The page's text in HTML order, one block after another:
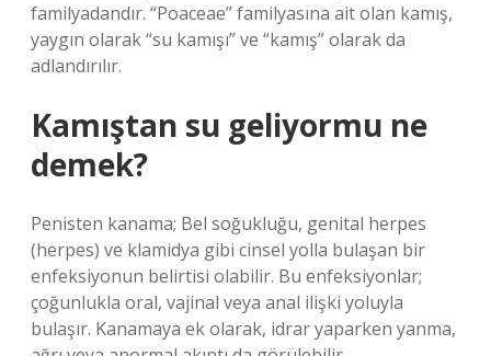
familyadandır. “Poaceae” familyasına ait olan kamış,
yaygın olarak “su kamışı” ve “kamış” olarak da
adlandırılır.
Kamıştan su geliyormu ne
demek?
Penisten kanama; Bel soğukluğu, genital herpes
(herpes) ve klamidya gibi cinsel yolla bulaşan bir
enfeksiyonun belirtisi olabilir. Bu enfeksiyonlar;
çoğunlukla oral, vajinal veya anal ilişki yoluyla
bulaşır. Kanamaya ek olarak, idrar yaparken yanma,